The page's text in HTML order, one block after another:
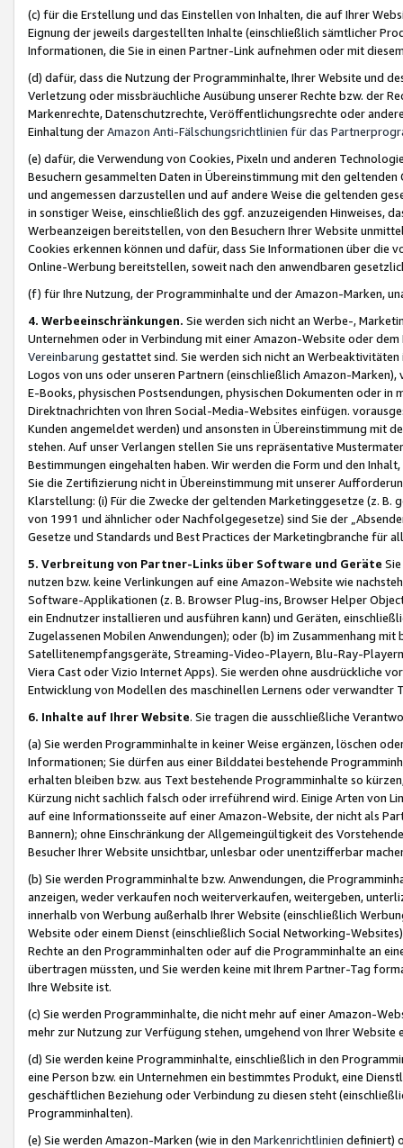
(c) für die Erstellung und das Einstellen von Inhalten, die auf Ihrer
Eignung der jeweils dargestellten Inhalte (einschließlich sämtlicher
Informationen, die Sie in einen Partner-Link aufnehmen oder mit
(d) dafür, dass die Nutzung der Programminhalte, Ihrer Website und
Verletzung oder missbräuchliche Ausübung unserer Rechte bzw. der
Markenrechte, Datenschutzrechte, Veröffentlichungsrechte oder
Einhaltung derAmazon Anti-Fälschungsrichtlinien für das
(e) dafür, die Verwendung von Cookies, Pixeln und anderen
Besuchern gesammelten Daten in Übereinstimmung mit den
und angemessen darzustellen und auf andere Weise die geltenden
in sonstiger Weise, einschließlich des ggf. anzuzeigenden Hinweises,
Werbeanzeigen bereitstellen, von den Besuchern Ihrer Website
Cookies erkennen können und dafür, dass Sie Informationen über die
Online-Werbung bereitstellen, soweit nach den anwendbaren
(f) für Ihre Nutzung, der Programminhalte und der Amazon-Marken,
4. Werbeeinschränkungen. Sie werden sich nicht an Werbe-,
Unternehmen oder in Verbindung mit einer Amazon-Website oder
Vereinbarung gestattet sind. Sie werden sich nicht an
Logos von uns oder unseren Partnern (einschließlich Amazon-
E-Books, physischen Postsendungen, physischen Dokumenten oder in
Direktnachrichten von Ihren Social-Media-Websites einfügen.
Kunden angemeldet werden) und ansonsten in Übereinstimmung mit
stehen. Auf unser Verlangen stellen Sie uns repräsentative
Bestimmungen eingehalten haben. Wir werden die Form und den
Sie die Zertifizierung nicht in Übereinstimmung mit unserer
Klarstellung: (i) Für die Zwecke der geltenden Marketinggesetze (z. B.
von 1991 und ähnlicher oder Nachfolgegesetze) sind Sie der
Gesetze und Standards und Best Practices der Marketingbranche für
5. Verbreitung von Partner-Links über Software und Geräte
nutzen bzw. keine Verlinkungen auf eine Amazon-Website wie
Software-Applikationen (z. B. Browser Plug-ins, Browser Helper
ein Endnutzer installieren und ausführen kann) und Geräten,
Zugelassenen Mobilen Anwendungen); oder (b) im Zusammenhang
Satellitenempfangsgeräte, Streaming-Video-Playern, Blu-Ray-
Viera Cast oder Vizio Internet Apps). Sie werden ohne ausdrückliche
Entwicklung von Modellen des maschinellen Lernens oder
6. Inhalte auf Ihrer Website. Sie tragen die ausschließliche
(a) Sie werden Programminhalte in keiner Weise ergänzen, löschen
Informationen; Sie dürfen aus einer Bilddatei bestehende
erhalten bleiben bzw. aus Text bestehende Programminhalte so
Kürzung nicht sachlich falsch oder irreführend wird. Einige Arten von
auf eine Informationsseite auf einer Amazon-Website, der nicht als
Bannern); ohne Einschränkung der Allgemeingültigkeit des
Besucher Ihrer Website unsichtbar, unlesbar oder unentzifferbar
(b) Sie werden Programminhalte bzw. Anwendungen, die
anzeigen, weder verkaufen noch weiterverkaufen, weitergeben,
innerhalb von Werbung außerhalb Ihrer Website (einschließlich
Website oder einem Dienst (einschließlich Social Networking-
Rechte an den Programminhalten oder auf die Programminhalte an
übertragen müssten, und Sie werden keine mit Ihrem Partner-Tag
Ihre Website ist.
(c) Sie werden Programminhalte, die nicht mehr auf einer Amazon-
mehr zur Nutzung zur Verfügung stehen, umgehend von Ihrer
(d) Sie werden keine Programminhalte, einschließlich in den
eine Person bzw. ein Unternehmen ein bestimmtes Produkt, eine
geschäftlichen Beziehung oder Verbindung zu diesen steht
Programminhalten).
(e) Sie werden Amazon-Marken (wie in den Markenrichtlinien definiert)